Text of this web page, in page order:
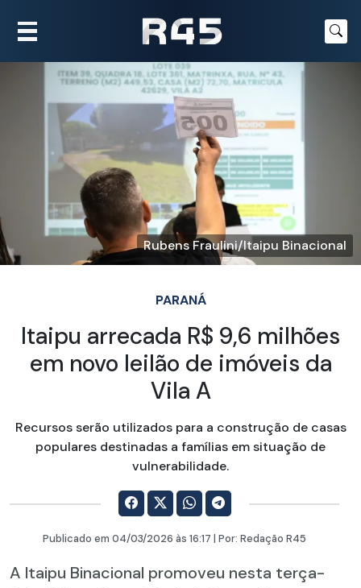
Rubens Fraulini/Itaipu Binacional
PARANÁ
Itaipu arrecada R$ 9,6 milhões
em novo leilão de imóveis da
Vila A
Recursos serão utilizados para a construção de casas
populares destinadas a famílias em situação de
vulnerabilidade.
Publicado em 04/03/2026 às 16:17 | Por: Redação R45
A Itaipu Binacional promoveu nesta terça-